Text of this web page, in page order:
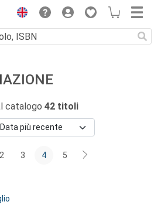
catalogo 42 titoli
2 3 4 5